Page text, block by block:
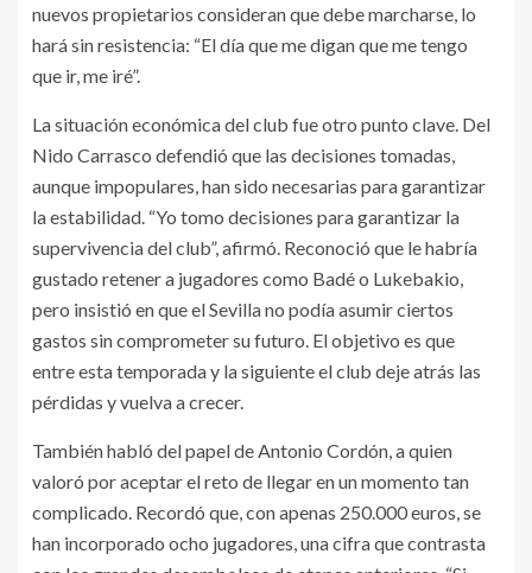
nuevos propietarios consideran que debe marcharse, lo
hará sin resistencia: “El día que me digan que me tengo
que ir, me iré”.
La situación económica del club fue otro punto clave. Del
Nido Carrasco defendió que las decisiones tomadas,
aunque impopulares, han sido necesarias para garantizar
la estabilidad. “Yo tomo decisiones para garantizar la
supervivencia del club”, afirmó. Reconoció que le habría
gustado retener a jugadores como Badé o Lukebakio,
pero insistió en que el Sevilla no podía asumir ciertos
gastos sin comprometer su futuro. El objetivo es que
entre esta temporada y la siguiente el club deje atrás las
pérdidas y vuelva a crecer.
También habló del papel de Antonio Cordón, a quien
valoró por aceptar el reto de llegar en un momento tan
complicado. Recordó que, con apenas 250.000 euros, se
han incorporado ocho jugadores, una cifra que contrasta